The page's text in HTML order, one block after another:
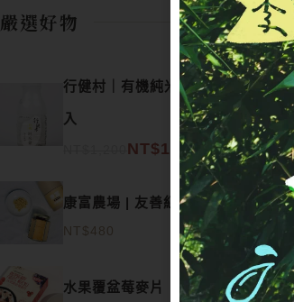
嚴選好物
行健村｜有機純米湯24
入
原始價格：NT$1,200。
NT$1,080
目前價格：NT$1,080。
康富農場 | 友善紅薑黃粉
NT$480
水果覆盆莓麥片